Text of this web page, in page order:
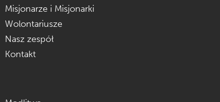
Misjonarze i Misjonarki
Wolontariusze
Nasz zespół
Kontakt